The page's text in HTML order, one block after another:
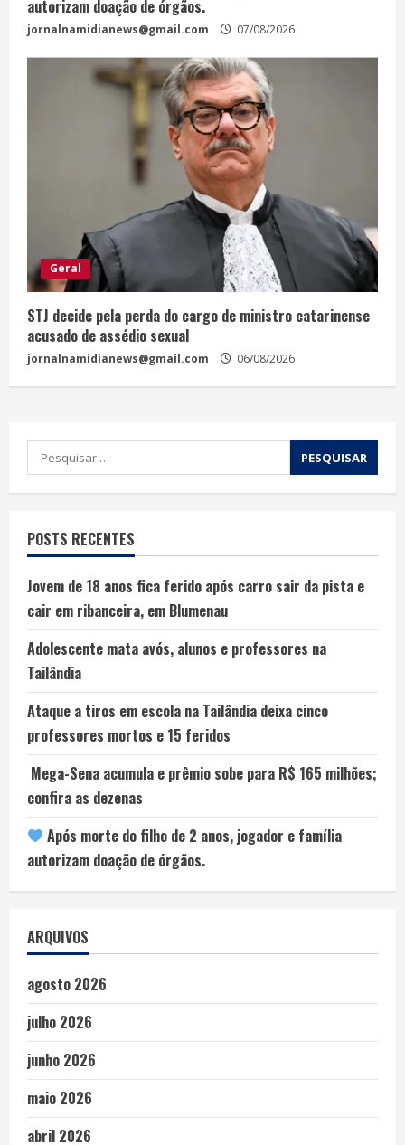
autorizam doação de órgãos.
jornalnamidianews@gmail.com 07/08/2026
Geral
STJ decide pela perda do cargo de ministro catarinense
acusado de assédio sexual
jornalnamidianews@gmail.com 06/08/2026
POSTS RECENTES
Jovem de 18 anos fica ferido após carro sair da pista e
cair em ribanceira, em Blumenau
Adolescente mata avós, alunos e professores na
Tailândia
Ataque a tiros em escola na Tailândia deixa cinco
professores mortos e 15 feridos
Mega-Sena acumula e prêmio sobe para R$ 165 milhões;
confira as dezenas
Após morte do filho de 2 anos, jogador e família
autorizam doação de órgãos.
ARQUIVOS
agosto 2026
julho 2026
junho 2026
maio 2026
abril 2026